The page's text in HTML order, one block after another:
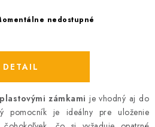
nedostupné
DETAIL
plastovými zámkamije vhodný aj do
pomocník je ideálny pre uloženie